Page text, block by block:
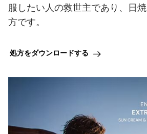
服したい人の救世主であり、日
方です。
処方をダウンロードする